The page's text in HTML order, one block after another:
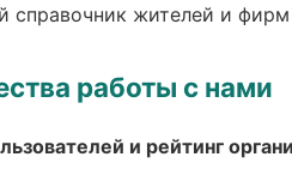
справочник жителей и фирм
работы с нами
и рейтинг